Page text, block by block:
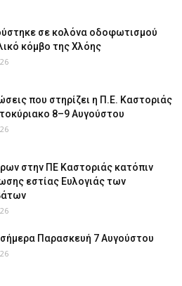
σε κολόνα οδοφωτισμού
κόμβο της Χλόης
που στηρίζει η Π.Ε. Καστοριάς
8–9 Αυγούστου
στην ΠΕ Καστοριάς κατόπιν
εστίας Ευλογιάς των
Παρασκευή 7 Αυγούστου